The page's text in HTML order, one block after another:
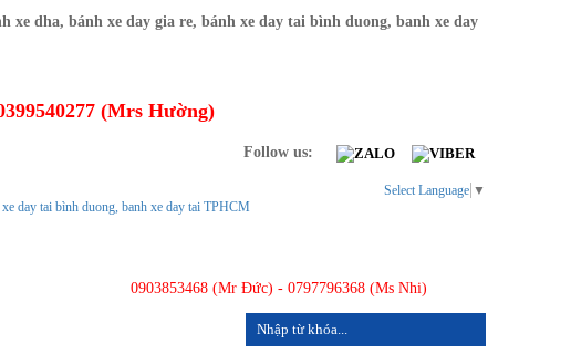
(Mrs Hường)
Follow us:
0903853468 (Mr Đức) - 0797796368 (Ms Nhi)
Select Language ▼